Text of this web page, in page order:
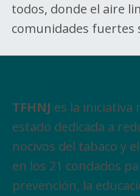
todos, donde el aire
comunidades fuertes
TFHNJ es la iniciativa
estado dedicada a
nocivos del tabaco y
en los 21 condados
prevención, la